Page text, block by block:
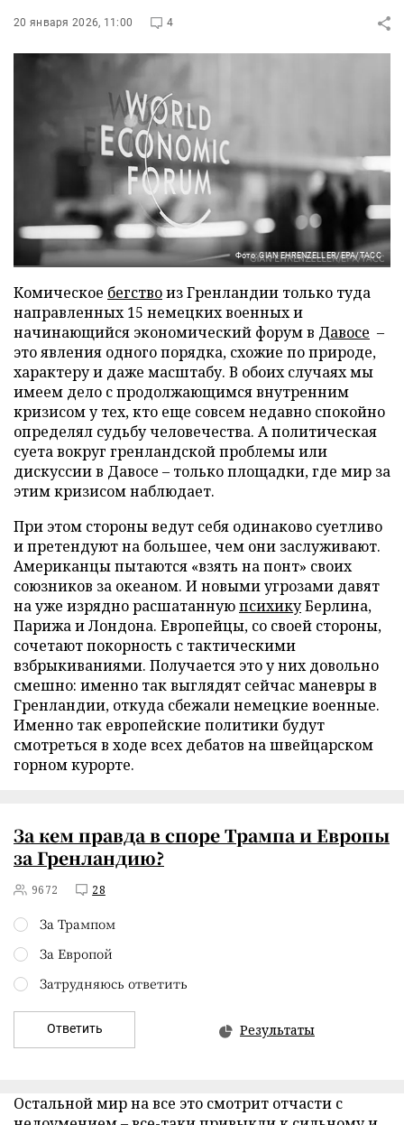
20 января 2026, 11:00 4
Фото: GIAN EHRENZELLER/EPA/ТАСС
Комическое бегствоиз Гренландии только туда
направленных 15 немецких военных и
начинающийся экономический форум в Давосе –
это явления одного порядка, схожие по природе,
характеру и даже масштабу. В обоих случаях мы
имеем дело с продолжающимся внутренним
кризисом у тех, кто еще совсем недавно спокойно
определял судьбу человечества. А политическая
суета вокруг гренландской проблемы или
дискуссии в Давосе – только площадки, где мир за
этим кризисом наблюдает.
При этом стороны ведут себя одинаково суетливо
и претендуют на большее, чем они заслуживают.
Американцы пытаются «взять на понт» своих
союзников за океаном. И новыми угрозами давят
на уже изрядно расшатаннуюпсихикуБерлина,
Парижа и Лондона. Европейцы, со своей стороны,
сочетают покорность с тактическими
взбрыкиваниями. Получается это у них довольно
смешно: именно так выглядят сейчас маневры в
Гренландии, откуда сбежали немецкие военные.
Именно так европейские политики будут
смотреться в ходе всех дебатов на швейцарском
горном курорте.
За кем правда в споре Трампа и Европы
за Гренландию?
9672 28
За Трампом
За Европой
Затрудняюсь ответить
Ответить Результаты
Остальной мир на все это смотрит отчасти с